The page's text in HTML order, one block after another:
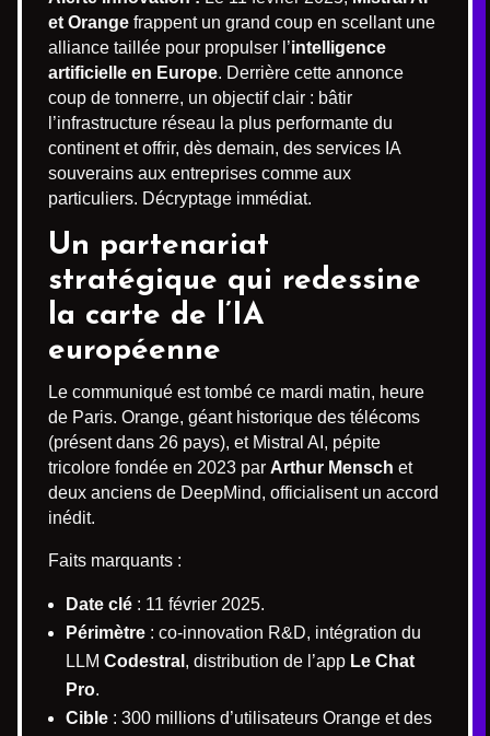
et Orange frappent un grand coup en scellant une
alliance taillée pour propulser l’intelligence
artificielle en Europe. Derrière cette annonce
coup de tonnerre, un objectif clair : bâtir
l’infrastructure réseau la plus performante du
continent et offrir, dès demain, des services IA
souverains aux entreprises comme aux
particuliers. Décryptage immédiat.
Un partenariat
stratégique qui redessine
la carte de l’IA
européenne
Le communiqué est tombé ce mardi matin, heure
de Paris. Orange, géant historique des télécoms
(présent dans 26 pays), et Mistral AI, pépite
tricolore fondée en 2023 par Arthur Mensch et
deux anciens de DeepMind, officialisent un accord
inédit.
Faits marquants :
Date clé : 11 février 2025.
Périmètre : co-innovation R&D, intégration du
LLM Codestral , distribution de l’app Le Chat
Pro.
Cible : 300 millions d’utilisateurs Orange et des